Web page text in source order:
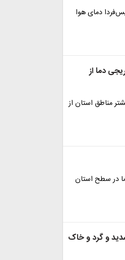
می‌رسد از پس‌فردا دمای هوا
دما از
مناطق استان از
در سطح استان
و گرد و خاک